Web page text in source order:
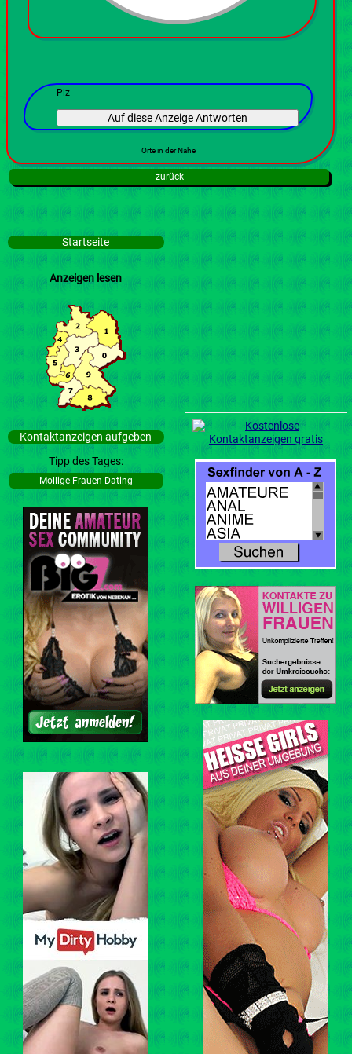
Startseite
Anzeigen lesen
Kontaktanzeigen aufgeben
Tipp des Tages:
Mollige Frauen Dating
Plz
Orte in der Nähe
zurück